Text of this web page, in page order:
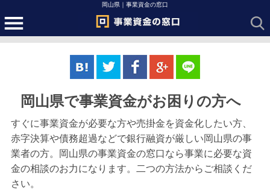
岡山県｜事業資金の窓口
岡山県で事業資金がお困りの方へ
すぐに事業資金が必要な方や売掛金を資金化したい方、
赤字決算や債務超過などで銀行融資が厳しい岡山県の事
業者の方。岡山県の事業資金の窓口なら事業に必要な資
金の相談のお力になります。二つの方法からご相談くだ
さい。